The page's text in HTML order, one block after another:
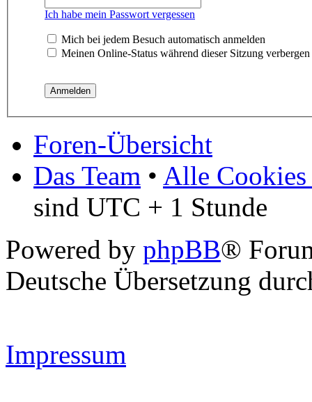
Ich habe mein Passwort vergessen
Mich bei jedem Besuch automatisch anmelden
Meinen Online-Status während dieser Sitzung verbergen
Foren-Übersicht
Das Team • Alle Cookies
sind UTC + 1 Stunde
Powered by phpBB®
Deutsche Übersetzung
Impressum